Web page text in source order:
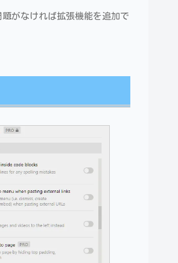
がなければ拡張機能を追加で